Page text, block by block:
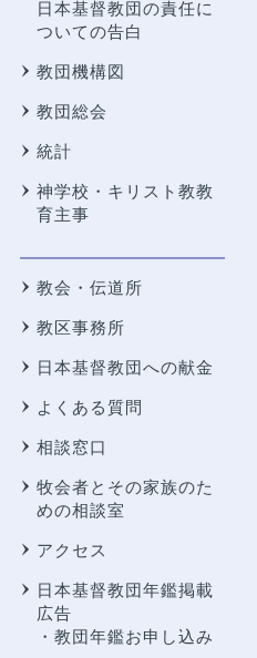
日本基督教団の責任に
ついての告白
教団機構図
教団総会
統計
神学校・キリスト教教
育主事
教会・伝道所
教区事務所
日本基督教団への献金
よくある質問
相談窓口
牧会者とその家族のた
めの相談室
アクセス
日本基督教団年鑑掲載
広告
・教団年鑑お申し込み